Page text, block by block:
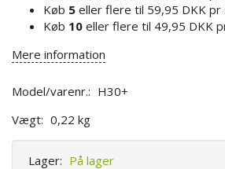
Køb 5 eller flere til 59,95 DKK pr
Køb 10 eller flere til 49,95 DKK
Mere information
Model/varenr.: H30+
Vægt: 0,22 kg
Lager: På lager